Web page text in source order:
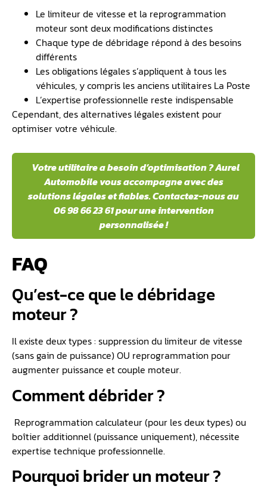
Le limiteur de vitesse et la reprogrammation
moteur sont deux modifications distinctes
Chaque type de débridage répond à des besoins
différents
Les obligations légales s’appliquent à tous les
véhicules, y compris les anciens utilitaires La Poste
L’expertise professionnelle reste indispensable
Cependant, des alternatives légales existent pour
optimiser votre véhicule.
Votre utilitaire a besoin d’optimisation ? Aurel
Automobile vous accompagne avec des
solutions légales et fiables. Contactez-nous au
06 98 66 23 61 pour une intervention
personnalisée !
FAQ
Qu’est-ce que le débridage
moteur ?
Il existe deux types : suppression du limiteur de vitesse
(sans gain de puissance) OU reprogrammation pour
augmenter puissance et couple moteur.
Comment débrider ?
Reprogrammation calculateur (pour les deux types) ou
boîtier additionnel (puissance uniquement), nécessite
expertise technique professionnelle.
Pourquoi brider un moteur ?